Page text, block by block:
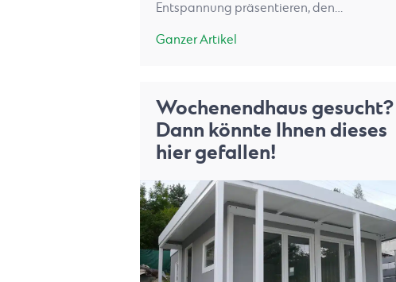
Entspannung präsentieren, den…
Ganzer Artikel
Wochenendhaus gesucht?
Dann könnte Ihnen dieses
hier gefallen!